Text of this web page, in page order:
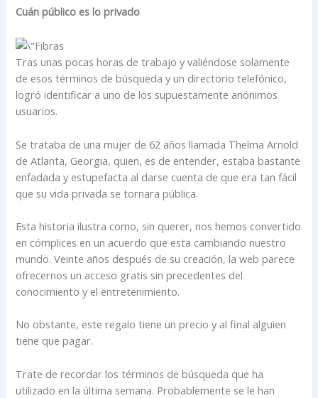
Cuán público es lo privado
Tras unas pocas horas de trabajo y valiéndose solamente
de esos términos de búsqueda y un directorio telefónico,
logró identificar a uno de los supuestamente anónimos
usuarios.
Se trataba de una mujer de 62 años llamada Thelma Arnold
de Atlanta, Georgia, quien, es de entender, estaba bastante
enfadada y estupefacta al darse cuenta de que era tan fácil
que su vida privada se tornara pública.
Esta historia ilustra como, sin querer, nos hemos convertido
en cómplices en un acuerdo que esta cambiando nuestro
mundo. Veinte años después de su creación, la web parece
ofrecernos un acceso gratis sin precedentes del
conocimiento y el entretenimiento.
No obstante, este regalo tiene un precio y al final alguien
tiene que pagar.
Trate de recordar los términos de búsqueda que ha
utilizado en la última semana. Probablemente se le han